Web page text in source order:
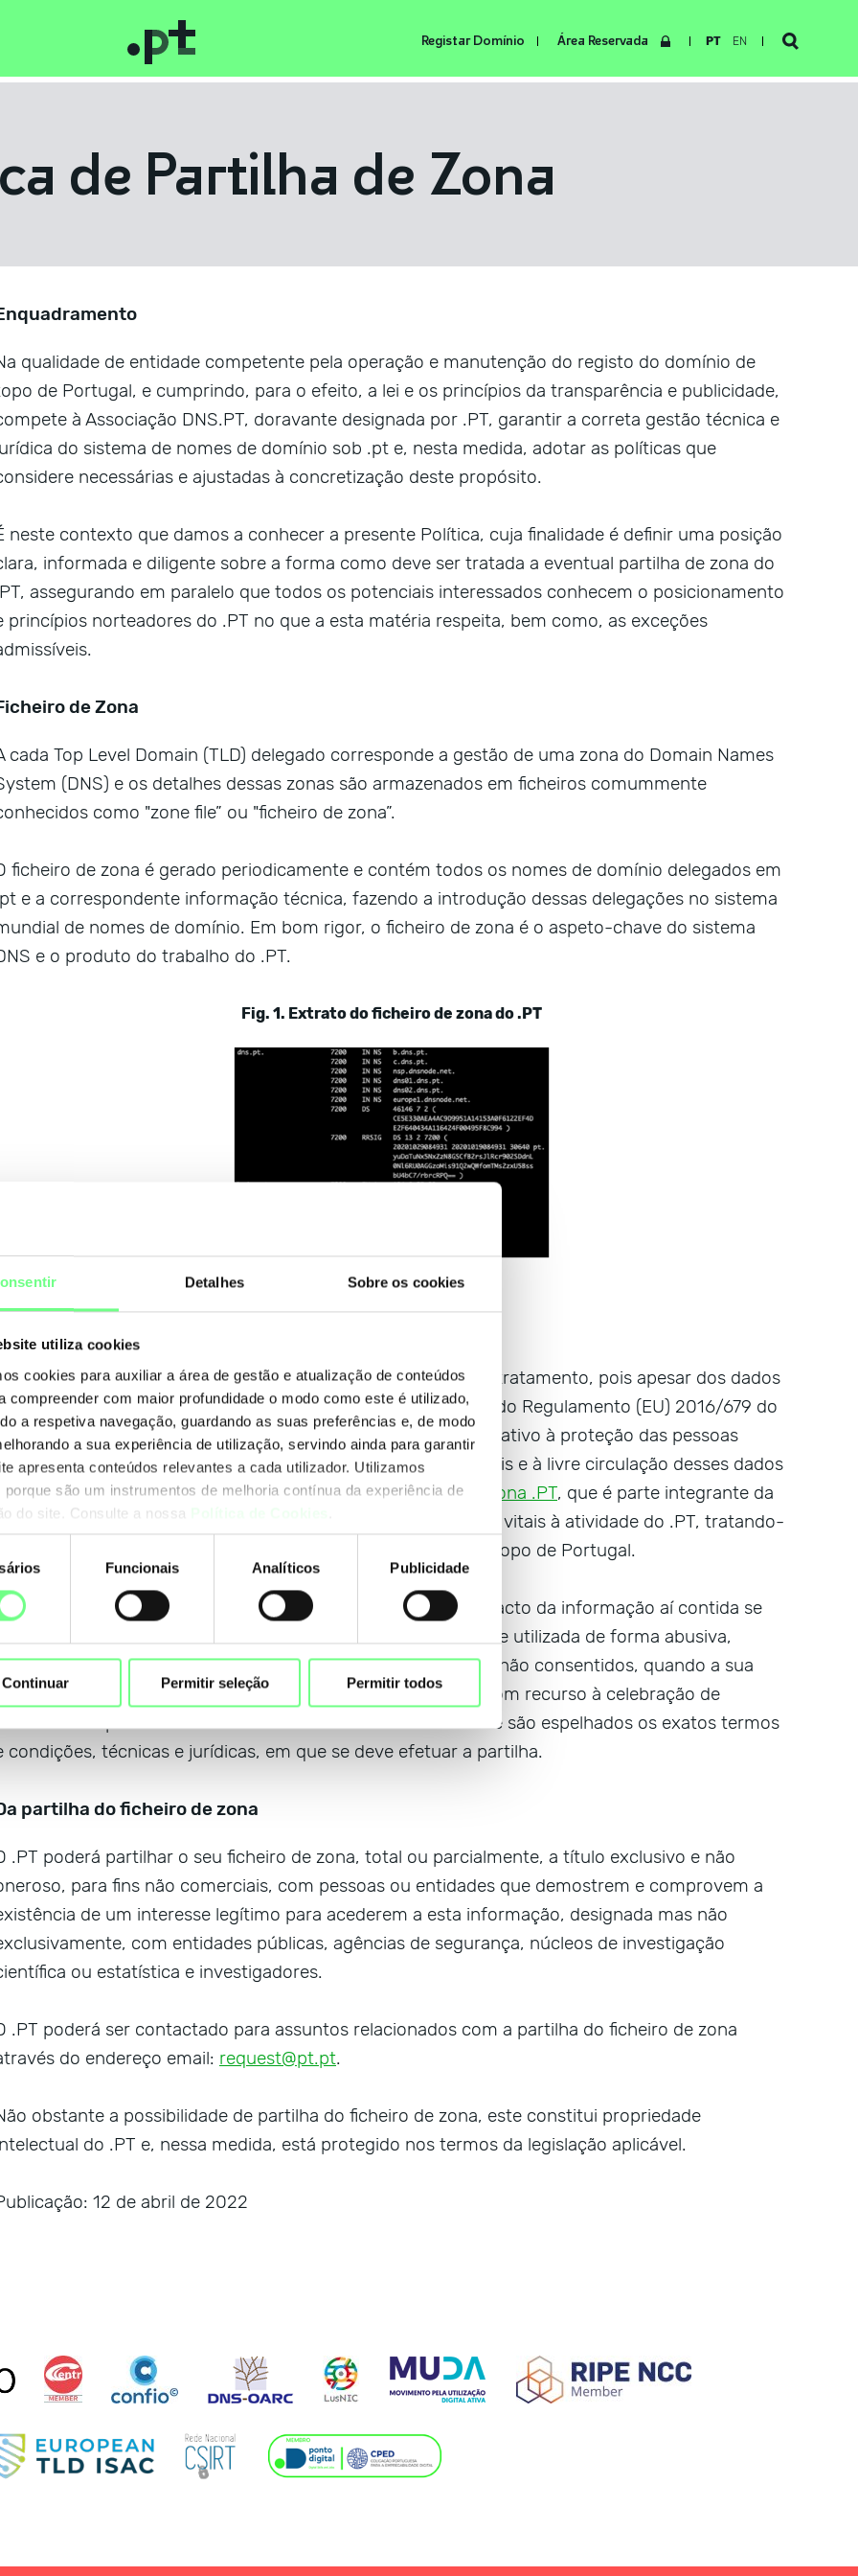
Detalhes Sobre os cookies
utiliza cookies
cookies para auxiliar a área de gestão e atualização de conteúdos
compreender com maior profundidade o modo como este é utilizado,
a respetiva navegação, guardando as suas preferências e, de modo
a sua experiência de utilização, servindo ainda para garantir
apresenta conteúdos relevantes a cada utilizador. Utilizamos
porque são um instrumentos de melhoria contínua da experiência de
do site. Consulte a nossa
Funcionais Analíticos Publicidade
Continuar Permitir seleção Permitir todos
Registar Domínio Área Reservada PT EN
de Partilha de Zona
qualidade de entidade competente pela operação e manutenção do registo do domínio de
de Portugal, e cumprindo, para o efeito, a lei e os princípios da transparência e publicidade,
à Associação DNS.PT, doravante designada por .PT, garantir a correta gestão técnica e
do sistema de nomes de domínio sob .pt e, nesta medida, adotar as políticas que
necessárias e ajustadas à concretização deste propósito.
neste contexto que damos a conhecer a presente Política, cuja finalidade é definir uma posição
informada e diligente sobre a forma como deve ser tratada a eventual partilha de zona do
assegurando em paralelo que todos os potenciais interessados conhecem o posicionamento
princípios norteadores do .PT no que a esta matéria respeita, bem como, as exceções
de Zona
cada Top Level Domain (TLD) delegado corresponde a gestão de uma zona do Domain Names
(DNS) e os detalhes dessas zonas são armazenados em ficheiros comummente
como "zone file” ou "ficheiro de zona”.
ficheiro de zona é gerado periodicamente e contém todos os nomes de domínio delegados em
e a correspondente informação técnica, fazendo a introdução dessas delegações no sistema
de nomes de domínio. Em bom rigor, o ficheiro de zona é o aspeto-chave do sistema
e o produto do trabalho do .PT.
Fig. 1. Extrato do ficheiro de zona do .PT
.PT considera o ficheiro de zona merecedor de um especial tratamento, pois apesar dos dados
contidos não serem qualificáveis como pessoais na aceção do Regulamento (EU) 2016/679 do
Europeu e do Conselho, de 27 de abril de 2016, relativo à proteção das pessoas
no que diz respeito ao tratamento de dados pessoais e à livre circulação desses dados
conforme esclarecido noParecer Técnico – RGPD e zona .PT, que é parte integrante da
política, o ficheiro de zona agrega dados essenciais e vitais à atividade do .PT, tratando-
de informação core sobre a gestão técnica do domínio de topo de Portugal.
referida especialidade do ficheiro de zona é reforçada pelo facto da informação aí contida se
de particular sensibilidade e valor, sendo comummente utilizada de forma abusiva,
para envio de spam ou emails de marketing não consentidos, quando a sua
ou divulgação não ocorre em ambiente controlado, com recurso à celebração de
específicos e de acordos de confidencialidade onde são espelhados os exatos termos
condições, técnicas e jurídicas, em que se deve efetuar a partilha.
partilha do ficheiro de zona
.PT poderá partilhar o seu ficheiro de zona, total ou parcialmente, a título exclusivo e não
para fins não comerciais, com pessoas ou entidades que demostrem e comprovem a
de um interesse legítimo para acederem a esta informação, designada mas não
com entidades públicas, agências de segurança, núcleos de investigação
ou estatística e investigadores.
.PT poderá ser contactado para assuntos relacionados com a partilha do ficheiro de zona
do endereço email: request@pt.pt.
obstante a possibilidade de partilha do ficheiro de zona, este constitui propriedade
do .PT e, nessa medida, está protegido nos termos da legislação aplicável.
12 de abril de 2022